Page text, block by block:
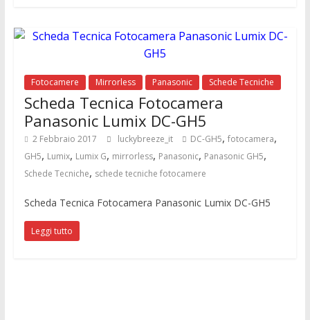
Fotocamere Mirrorless Panasonic Schede Tecniche
Scheda Tecnica Fotocamera
Panasonic Lumix DC-GH5
2 Febbraio 2017 luckybreeze_it DC-GH5, fotocamera,
GH5, Lumix, Lumix G, mirrorless, Panasonic, Panasonic GH5,
Schede Tecniche, schede tecniche fotocamere
Scheda Tecnica Fotocamera Panasonic Lumix DC-GH5
Leggi tutto